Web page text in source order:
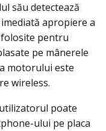
său detectează
apropiere a
folosite pentru
pe mânerele
motorului este
wireless.
poate
ului pe placa